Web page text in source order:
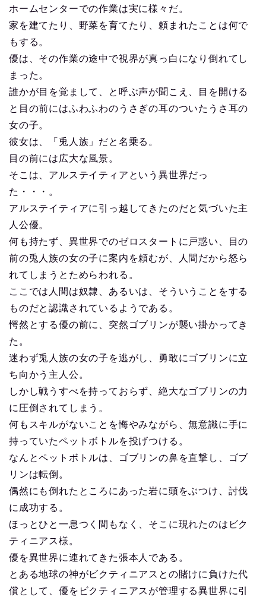
ホームセンターでの作業は実に様々だ。
家を建てたり、野菜を育てたり、頼まれたことは何で
もする。
優は、その作業の途中で視界が真っ白になり倒れてし
まった。
誰かが目を覚まして、と呼ぶ声が聞こえ、目を開ける
と目の前にはふわふわのうさぎの耳のついたうさ耳の
女の子。
彼女は、「兎人族」だと名乗る。
目の前には広大な風景。
そこは、アルステイティアという異世界だっ
た・・・。
アルステイティアに引っ越してきたのだと気づいた主
人公優。
何も持たず、異世界でのゼロスタートに戸惑い、目の
前の兎人族の女の子に案内を頼むが、人間だから怒ら
れてしまうとためらわれる。
ここでは人間は奴隷、あるいは、そういうことをする
ものだと認識されているようである。
愕然とする優の前に、突然ゴブリンが襲い掛かってき
た。
迷わず兎人族の女の子を逃がし、勇敢にゴブリンに立
ち向かう主人公。
しかし戦うすべを持っておらず、絶大なゴブリンの力
に圧倒されてしまう。
何もスキルがないことを悔やみながら、無意識に手に
持っていたペットボトルを投げつける。
なんとペットボトルは、ゴブリンの鼻を直撃し、ゴブ
リンは転倒。
偶然にも倒れたところにあった岩に頭をぶつけ、討伐
に成功する。
ほっとひと一息つく間もなく、そこに現れたのはビク
ティニアス様。
優を異世界に連れてきた張本人である。
とある地球の神がビクティニアスとの賭けに負けた代
償として、優をビクティニアスが管理する異世界に引